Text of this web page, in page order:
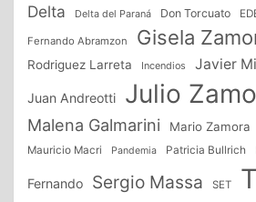
Delta Delta del Paraná Don Torcuato
Fernando Abramzon Gisela
Rodriguez Larreta
Incendios Javier
Juan Andreotti Julio
Malena Galmarini Mario Zamora
Mauricio Macri
Pandemia Patricia Bullrich
Fernando Sergio Massa SET